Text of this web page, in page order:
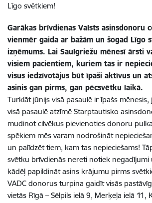
Līgo svētkiem!
Garākas brīvdienas Valsts asinsdonoru
vienmēr gaida ar bažām un šogad Līgo
izņēmums. Lai Saulgriežu mēnesī ārsti
visiem pacientiem, kuriem tas ir
visus iedzīvotājus būt īpaši aktīvus un
asinis gan pirms, gan pēcsvētku laikā.
Turklāt jūnijs visā pasaulē ir īpašs
visā pasaulē atzīmē Starptautisko
mudinot cilvēkus pievienoties donoru
spēkiem mēs varam nodrošināt
un palīdzēt tiem, kam tas nepieciešams!
svētku brīvdienās nereti notiek negadījumi
kādēļ papildināt asins krājumu pirms
VADC donorus turpina gaidīt visās
vietās Rīgā – Sēlpils ielā 9, Merķeļa ielā 11,